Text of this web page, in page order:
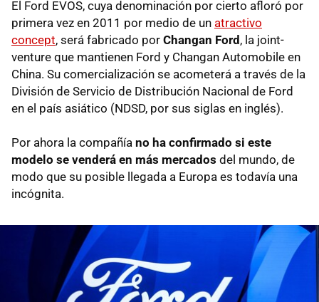
El Ford EVOS, cuya denominación por cierto afloró por
primera vez en 2011 por medio de un atractivo
concept, será fabricado por Changan Ford , la joint-
venture que mantienen Ford y Changan Automobile en
China. Su comercialización se acometerá a través de la
División de Servicio de Distribución Nacional de Ford
en el país asiático (NDSD, por sus siglas en inglés).
Por ahora la compañía no ha confirmado si este
modelo se venderá en más mercados del mundo, de
modo que su posible llegada a Europa es todavía una
incógnita.